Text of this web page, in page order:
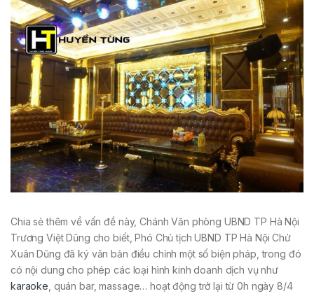
Chia sẻ thêm về vấn đề này, Chánh Văn phòng UBND TP Hà Nội
Trương Việt Dũng cho biết, Phó Chủ tịch UBND TP Hà Nội Chử
Xuân Dũng đã ký văn bản điều chỉnh một số biện pháp, trong đó
có nội dung cho phép các loại hình kinh doanh dịch vụ như
karaoke , quán bar, massage… hoạt động trở lại từ 0h ngày 8/4